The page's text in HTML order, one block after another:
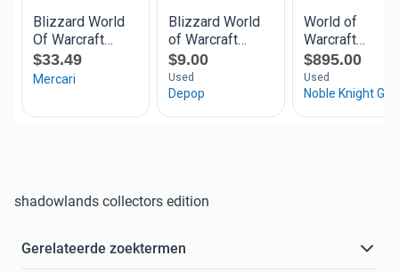
shadowlands collectors edition
Gerelateerde zoektermen